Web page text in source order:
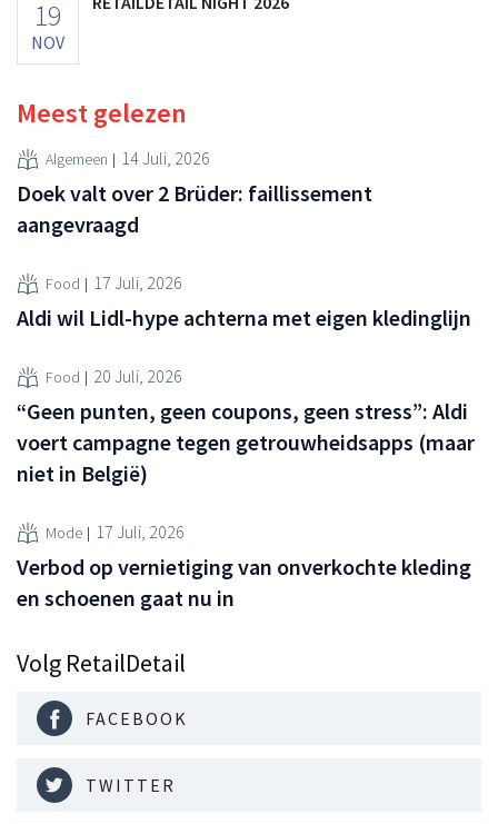
19
NOV
Meest gelezen
Algemeen 14 Juli, 2026
Doek valt over 2 Brüder: faillissement
aangevraagd
Food 17 Juli, 2026
Aldi wil Lidl-hype achterna met eigen kledinglijn
Food 20 Juli, 2026
“Geen punten, geen coupons, geen stress”: Aldi
voert campagne tegen getrouwheidsapps (maar
niet in België)
Mode 17 Juli, 2026
Verbod op vernietiging van onverkochte kleding
en schoenen gaat nu in
Volg RetailDetail
FACEBOOK
TWITTER